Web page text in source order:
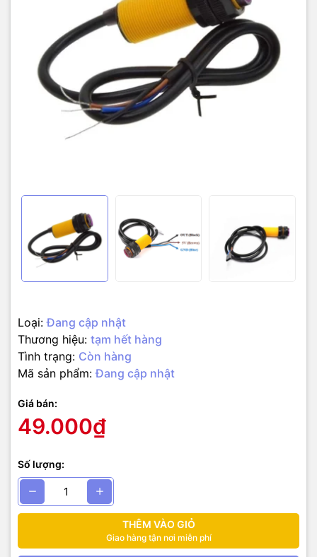
Loại: Đang cập nhật
Thương hiệu: tạm hết hàng
Tình trạng: Còn hàng
Mã sản phẩm: Đang cập nhật
Giá bán:
49.000₫
Số lượng:
THÊM VÀO GIỎ
Giao hàng tận nơi miễn phí
Dòng kích ngõ ra 300mA
Thời gian phản hồi ~ 2ms
Hiện thị ngõ ra Led đỏ
Khả năng phát hiện đối tượng trong suốt hoặc đục
Chiều dài dây 45cm
Chất liệu vỏ cảm biến
E18-D80NK có cách nối dây tương đối đơn giản:
– Màu nâu:VCC, nguồn dương 5VDC.
– Màu xanh dương:GND, nguồn âm 0VDC
kéo để tạo thành mức cao.